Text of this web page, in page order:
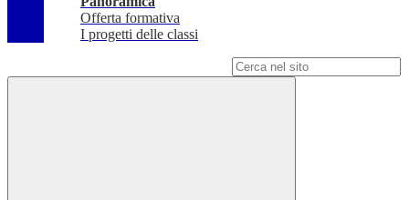
Offerta formativa
I progetti delle classi